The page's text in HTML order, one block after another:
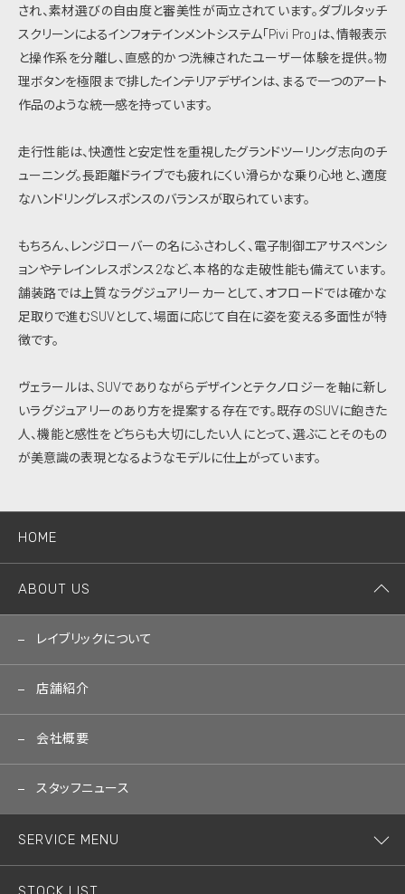
され、素材選びの自由度と審美性が両立されています。ダブルタッチ
スクリーンによるインフォテインメントシステム「Pivi Pro」は、情報表示
と操作系を分離し、直感的かつ洗練されたユーザー体験を提供。物
理ボタンを極限まで排したインテリアデザインは、まるで一つのアート
作品のような統一感を持っています。
走行性能は、快適性と安定性を重視したグランドツーリング志向のチ
ューニング。長距離ドライブでも疲れにくい滑らかな乗り心地と、適度
なハンドリングレスポンスのバランスが取られています。
もちろん、レンジローバーの名にふさわしく、電子制御エアサスペンシ
ョンやテレインレスポンス2など、本格的な走破性能も備えています。
舗装路では上質なラグジュアリーカーとして、オフロードでは確かな
足取りで進むSUVとして、場面に応じて自在に姿を変える多面性が特
徴です。
ヴェラールは、SUVでありながらデザインとテクノロジーを軸に新し
いラグジュアリーのあり方を提案する存在です。既存のSUVに飽きた
人、機能と感性をどちらも大切にしたい人にとって、選ぶことそのもの
が美意識の表現となるようなモデルに仕上がっています。
HOME
ABOUT US
レイブリックについて
店舗紹介
会社概要
スタッフニュース
SERVICE MENU